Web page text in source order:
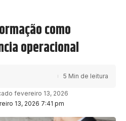
como
operacional
13, 2026 7:41 pm
fevereiro 13, 2026
5 Min de leitura